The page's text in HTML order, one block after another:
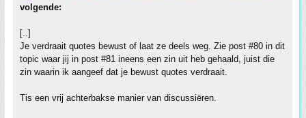
volgende:
[..]
Je verdraait quotes bewust of laat ze deels weg. Zie post #80 in dit
topic waar jij in post #81 ineens een zin uit heb gehaald, juist die
zin waarin ik aangeef dat je bewust quotes verdraait.
Tis een vrij achterbakse manier van discussiëren.